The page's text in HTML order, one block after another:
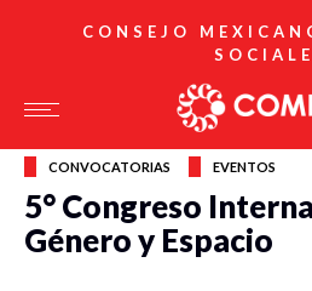
CONSEJO
CONVOCATORIAS EVENTOS
5° Congreso
Género y Espacio